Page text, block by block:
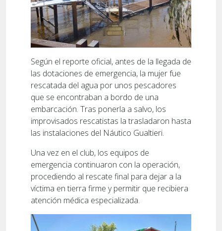
Según el reporte oficial, antes de la llegada de
las dotaciones de emergencia, la mujer fue
rescatada del agua por unos pescadores
que se encontraban a bordo de una
embarcación. Tras ponerla a salvo, los
improvisados rescatistas la trasladaron hasta
las instalaciones del Náutico Gualtieri.
Una vez en el club, los equipos de
emergencia continuaron con la operación,
procediendo al rescate final para dejar a la
víctima en tierra firme y permitir que recibiera
atención médica especializada.